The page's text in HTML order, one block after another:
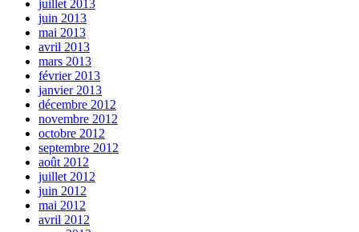
juillet 2013
juin 2013
mai 2013
avril 2013
mars 2013
février 2013
janvier 2013
décembre 2012
novembre 2012
octobre 2012
septembre 2012
août 2012
juillet 2012
juin 2012
mai 2012
avril 2012